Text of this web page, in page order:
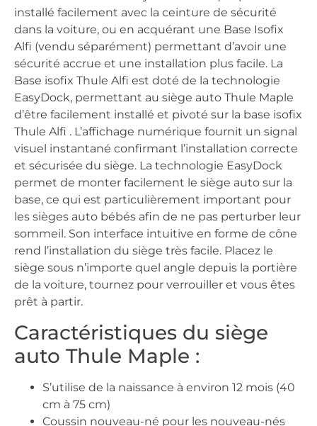
installé facilement avec la ceinture de sécurité
dans la voiture, ou en acquérant une Base Isofix
Alfi (vendu séparément) permettant d’avoir une
sécurité accrue et une installation plus facile. La
Base isofix Thule Alfi est doté de la technologie
EasyDock, permettant au siège auto Thule Maple
d’être facilement installé et pivoté sur la base isofix
Thule Alfi . L’affichage numérique fournit un signal
visuel instantané confirmant l’installation correcte
et sécurisée du siège. La technologie EasyDock
permet de monter facilement le siège auto sur la
base, ce qui est particulièrement important pour
les sièges auto bébés afin de ne pas perturber leur
sommeil. Son interface intuitive en forme de cône
rend l’installation du siège très facile. Placez le
siège sous n’importe quel angle depuis la portière
de la voiture, tournez pour verrouiller et vous êtes
prêt à partir.
Caractéristiques du siège
auto Thule Maple :
S’utilise de la naissance à environ 12 mois (40
cm à 75 cm)
Coussin nouveau-né pour les nouveau-nés